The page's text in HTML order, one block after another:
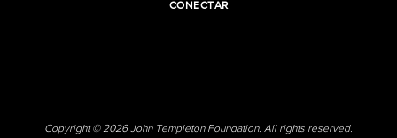
CONECTAR
Copyright © 2026 John Templeton Foundation. All rights reserved.